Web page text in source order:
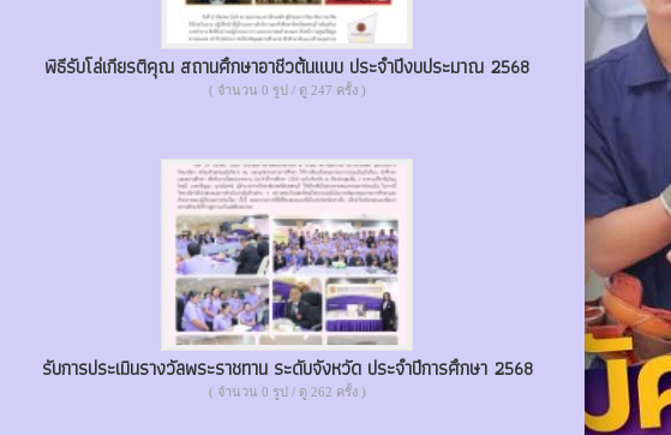
พิธีรับโล่เกียรติคุณ สถานศึกษาอาชีวต้นแบบ ประจำปีงบประมาณ 2568
( จำนวน 0 รูป / ดู 247 ครั้ง )
รับการประเมินรางวัลพระราชทาน ระดับจังหวัด ประจำปีการศึกษา 2568
( จำนวน 0 รูป / ดู 262 ครั้ง )